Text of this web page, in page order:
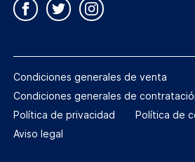
Condiciones generales de venta
Condiciones generales de
Política de privacidad
Política de
Aviso legal